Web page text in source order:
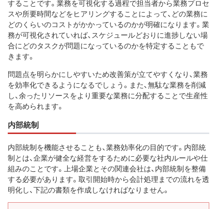
することです。業務を可視化する過程で担当者から業務プロセ
スや所要時間などをヒアリングすることによって、どの業務に
どのくらいのコストがかかっているのかが明確になります。業
務が可視化されていれば、スケジュールどおりに進捗しない場
合にどのタスクが問題になっているのかを特定することもで
きます。
問題点を明らかにしやすいため改善策が立てやすくなり、業務
を効率化できるようになるでしょう。また、無駄な業務を削減
し、余ったリソースをより重要な業務に分配することで生産性
を高められます。
内部統制
内部統制を機能させることも、業務効率化の目的です。内部統
制とは、企業が健全な経営をするために必要な社内ルールや仕
組みのことです。上場企業とその関連会社は、内部統制を整備
する必要があります。取引開始時から会計処理までの流れを透
明化し、下記の書類を作成しなければなりません。